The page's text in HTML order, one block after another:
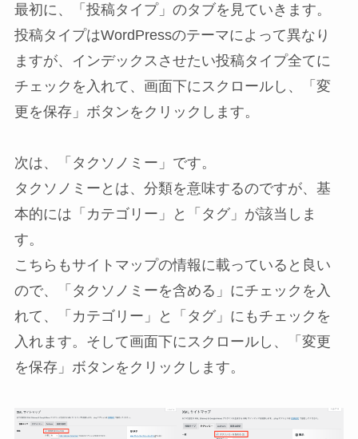
最初に、「投稿タイプ」のタブを見ていきます。
投稿タイプはWordPressのテーマによって異なり
ますが、インデックスさせたい投稿タイプ全てに
チェックを入れて、画面下にスクロールし、「変
更を保存」ボタンをクリックします。
次は、「タクソノミー」です。
タクソノミーとは、分類を意味するのですが、基
本的には「カテゴリー」と「タグ」が該当しま
す。
こちらもサイトマップの情報に載っていると良い
ので、「タクソノミーを含める」にチェックを入
れて、「カテゴリー」と「タグ」にもチェックを
入れます。そして画面下にスクロールし、「変更
を保存」ボタンをクリックします。